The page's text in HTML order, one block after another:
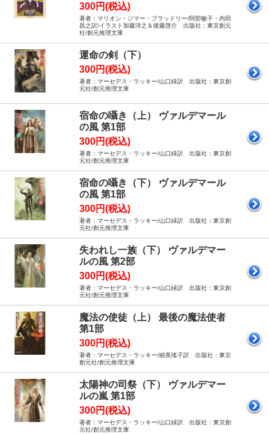
300円(税込)
著者：マリオン・ジマー・ブラッドリー/阿部敏子・内田
昌之訳/イラスト加藤洋之＆後藤啓介 出版社：東京創元
社/創元推理文庫
運命の剣（下）
300円(税込)
著者：マーセデス・ラッキー/山口緑訳 出版社：東京創
元社/創元推理文庫
宿命の囁き（上） ヴァルデマール
の風 第1部
300円(税込)
著者：マーセデス・ラッキー/山口緑訳 出版社：東京創
元社/創元推理文庫
宿命の囁き（下） ヴァルデマール
の風 第1部
300円(税込)
著者：マーセデス・ラッキー/山口緑訳 出版社：東京創
元社/創元推理文庫
失われし一族（下） ヴァルデマー
ルの風 第2部
300円(税込)
著者：マーセデス・ラッキー/山口緑訳 出版社：東京創
元社/創元推理文庫
魔法の使徒（上） 最後の魔法使者
第1部
300円(税込)
著者：マーセデス・ラッキー/細美瑤子訳 出版社：東京
創元社/創元推理文庫
太陽神の司祭（下） ヴァルデマー
ルの嵐 第1部
300円(税込)
著者：マーセデス・ラッキー/山口緑訳 出版社：東京創
元社/創元推理文庫